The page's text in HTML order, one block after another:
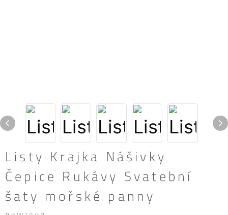
Listy Krajka Nášivky
Čepice Rukávy Svatební
šaty mořské panny